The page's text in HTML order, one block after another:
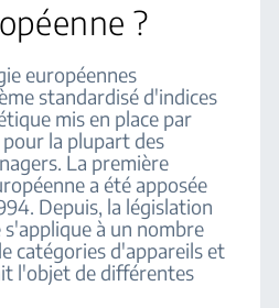
?
européennes
standardisé d'indices
mis en place par
la plupart des
La première
a été apposée
Depuis, la législation
à un nombre
catégories d'appareils et
l'objet de différentes